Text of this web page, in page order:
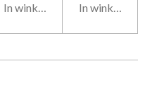
In winkelwagen In